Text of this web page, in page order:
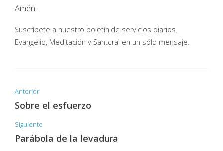
Amén.
Suscríbete a nuestro boletín de servicios diarios.
Evangelio, Meditación y Santoral en un sólo mensaje.
Anterior
Sobre el esfuerzo
Siguiente
Parábola de la levadura